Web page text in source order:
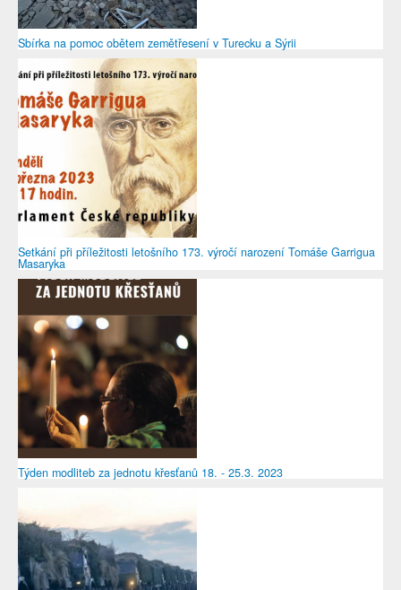
Sbírka na pomoc obětem zemětřesení v Turecku a Sýrii
Setkání při příležitosti letošního 173. výročí narození Tomáše Garrigua
Masaryka
Týden modliteb za jednotu křesťanů 18. - 25.3. 2023